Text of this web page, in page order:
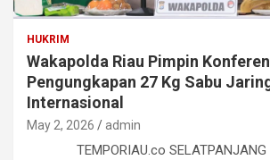
HUKRIM
Wakapolda Riau Pimpin
Pengungkapan 27 Kg Sabu
Internasional
May 2, 2026 admin
TEMPORIAU.co SELATPANJANG